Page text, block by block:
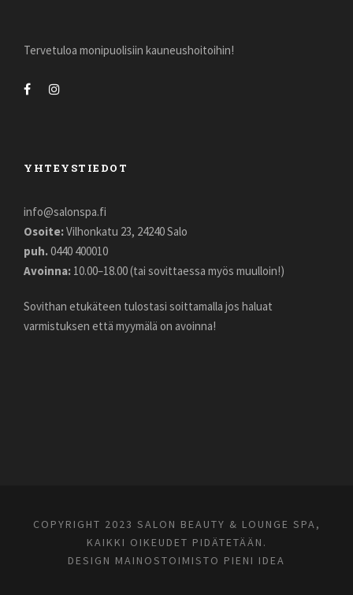
Tervetuloa monipuolisiin kauneushoitoihin!
YHTEYSTIEDOT
info@salonspa.fi
Osoite:Vilhonkatu 23, 24240 Salo
puh.0440 400010
Avoinna: 10.00–18.00 (tai sovittaessa myös muulloin!)
Sovithan etukäteen tulostasi soittamalla jos haluat
varmistuksen että myymälä on avoinna!
COPYRIGHT 2023 SALON BEAUTY & LOUNGE SPA,
KAIKKI OIKEUDET PIDÄTETÄÄN.
DESIGN MAINOSTOIMISTO PIENI IDEA